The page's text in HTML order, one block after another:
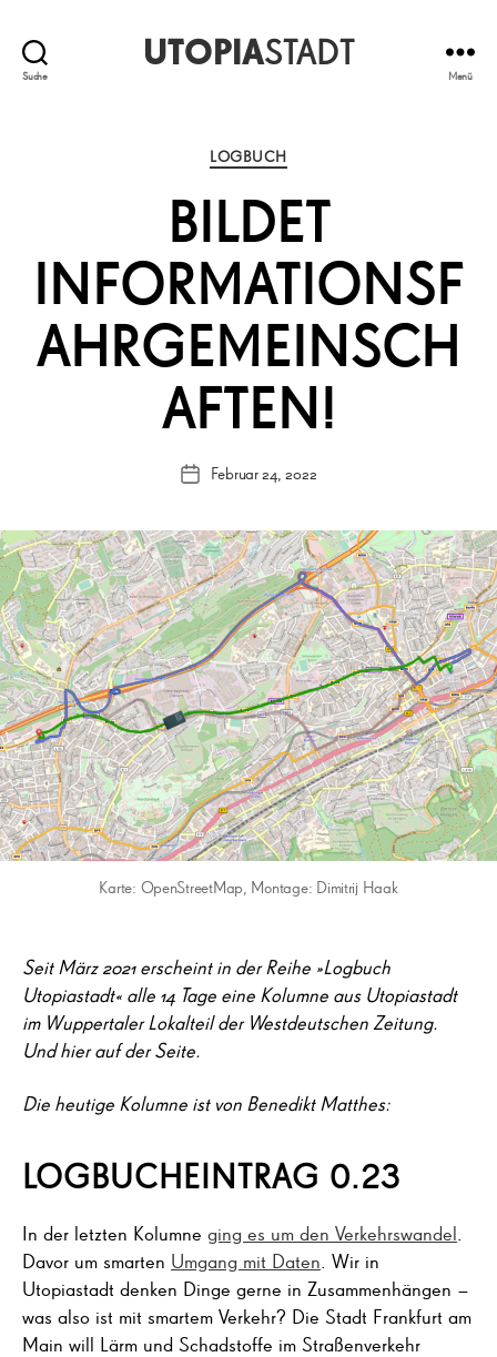
Suche
UTOPIASTADT
Menü
Kategorien
LOGBUCH
BILDET
INFORMATIONSF
AHRGEMEINSCH
AFTEN!
Veröffentlichungsdatum
Februar 24, 2022
Karte: OpenStreetMap, Montage: Dimitrij Haak
Seit März 2021 erscheint in der Reihe »Logbuch
Utopiastadt« alle 14 Tage eine Kolumne aus Utopiastadt
im Wuppertaler Lokalteil der Westdeutschen Zeitung.
Und hier auf der Seite.
Die heutige Kolumne ist von Benedikt Matthes:
LOGBUCHEINTRAG 0.23
In der letzten Kolumne ging es um den Verkehrswandel
Davor um smarten Umgang mit Daten . Wir in
Utopiastadt denken Dinge gerne in Zusammenhängen –
was also ist mit smartem Verkehr? Die Stadt Frankfurt am
Main will Lärm und Schadstoffe im Straßenverkehr